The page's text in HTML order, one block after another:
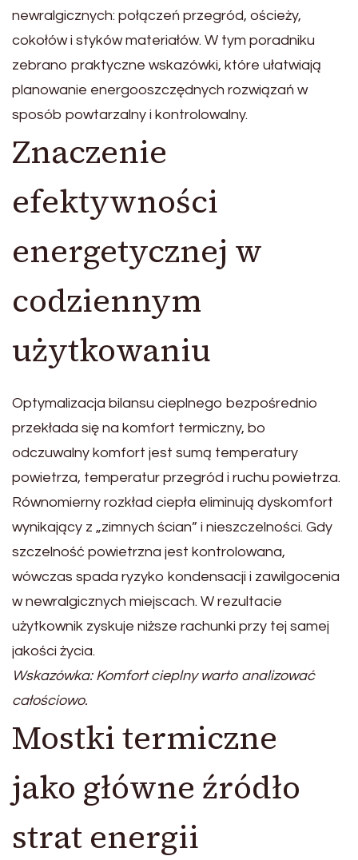
newralgicznych: połączeń przegród, ościeży,
cokołów i styków materiałów. W tym poradniku
zebrano praktyczne wskazówki, które ułatwiają
planowanie energooszczędnych rozwiązań w
sposób powtarzalny i kontrolowalny.
Znaczenie
efektywności
energetycznej w
codziennym
użytkowaniu
Optymalizacja bilansu cieplnego bezpośrednio
przekłada się na komfort termiczny, bo
odczuwalny komfort jest sumą temperatury
powietrza, temperatur przegród i ruchu powietrza.
Równomierny rozkład ciepła eliminują dyskomfort
wynikający z „zimnych ścian” i nieszczelności. Gdy
szczelność powietrzna jest kontrolowana,
wówczas spada ryzyko kondensacji i zawilgocenia
w newralgicznych miejscach. W rezultacie
użytkownik zyskuje niższe rachunki przy tej samej
jakości życia.
Wskazówka: Komfort cieplny warto analizować
całościowo.
Mostki termiczne
jako główne źródło
strat energii